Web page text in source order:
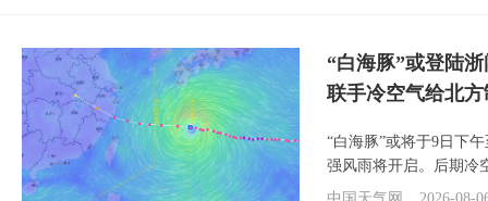
“白海豚”或登陆
联手冷空气给北
“白海豚”或将于9日下
强风雨将开启。后期冷